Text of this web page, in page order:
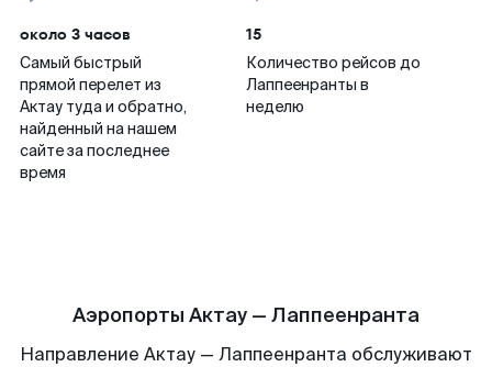
около 3 часов
Самый быстрый
прямой перелет из
Актау туда и обратно,
найденный на нашем
сайте за последнее
время
15
Количество рейсов до
Лаппеенранты в
неделю
Аэропорты Актау — Лаппеенранта
Направление Актау — Лаппеенранта обслуживают